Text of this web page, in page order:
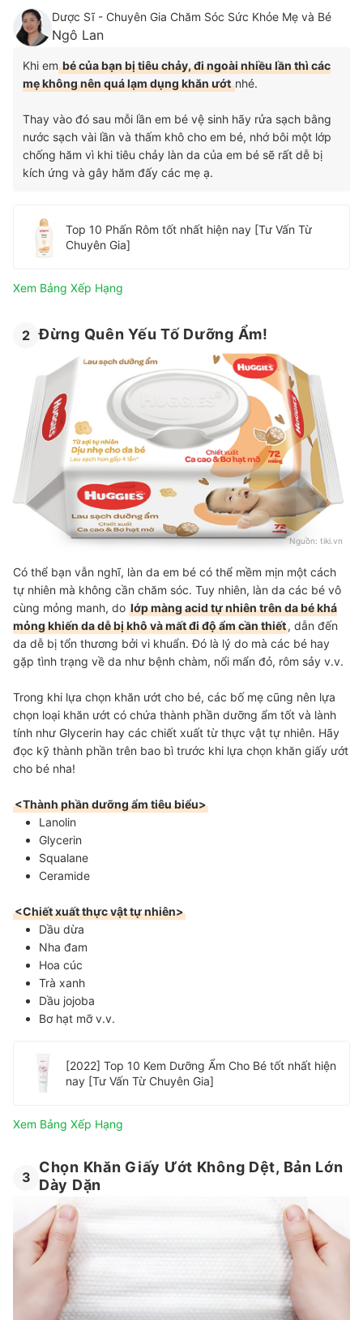
Dược Sĩ - Chuyên Gia Chăm Sóc Sức Khỏe Mẹ và Bé
Ngô Lan
Khi embé của bạn bị tiêu chảy, đi ngoài nhiều lần thì các
mẹ không nên quá lạm dụng khăn ướtnhé.
Thay vào đó sau mỗi lần em bé vệ sinh hãy rửa sạch bằng
nước sạch vài lần và thấm khô cho em bé, nhớ bôi một lớp
chống hăm vì khi tiêu chảy làn da của em bé sẽ rất dễ bị
kích ứng và gây hăm đấy các mẹ ạ.
Top 10 Phấn Rôm tốt nhất hiện nay [Tư Vấn Từ
Chuyên Gia]
Xem Bảng Xếp Hạng
2 Đừng Quên Yếu Tố Dưỡng Ẩm!
Nguồn: tiki.vn
Có thể bạn vẫn nghĩ, làn da em bé có thể mềm mịn một cách
tự nhiên mà không cần chăm sóc. Tuy nhiên, làn da các bé vô
cùng mỏng manh, do lớp màng acid tự nhiên trên da bé khá
mỏng khiến da dễ bị khô và mất đi độ ẩm cần thiết, dẫn đến
da dễ bị tổn thương bởi vi khuẩn. Đó là lý do mà các bé hay
gặp tình trạng về da như bệnh chàm, nổi mẩn đỏ, rôm sảy v.v.
Trong khi lựa chọn khăn ướt cho bé, các bố mẹ cũng nên lựa
chọn loại khăn ướt có chứa thành phần dưỡng ẩm tốt và lành
tính như Glycerin hay các chiết xuất từ thực vật tự nhiên. Hãy
đọc kỹ thành phần trên bao bì trước khi lựa chọn khăn giấy ướt
cho bé nha!
<Thành phần dưỡng ẩm tiêu biểu>
Lanolin
Glycerin
Squalane
Ceramide
<Chiết xuất thực vật tự nhiên>
Dầu dừa
Nha đam
Hoa cúc
Trà xanh
Dầu jojoba
Bơ hạt mỡ v.v.
[2022] Top 10 Kem Dưỡng Ẩm Cho Bé tốt nhất hiện
nay [Tư Vấn Từ Chuyên Gia]
Xem Bảng Xếp Hạng
3
Chọn Khăn Giấy Ướt Không Dệt, Bản Lớn
Dày Dặn